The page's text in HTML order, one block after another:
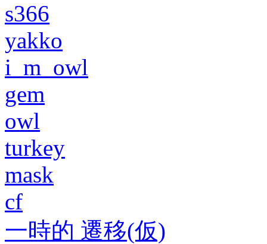
s366
yakko
i_m_owl
gem
owl
turkey
mask
cf
一時的 遷移(仮)